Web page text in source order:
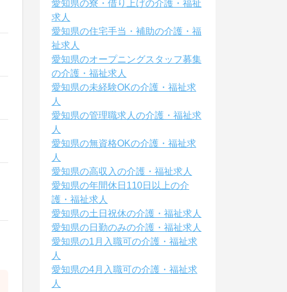
愛知県の寮・借り上げの介護・福祉
求人
愛知県の住宅手当・補助の介護・福
祉求人
愛知県のオープニングスタッフ募集
の介護・福祉求人
愛知県の未経験OKの介護・福祉求
人
愛知県の管理職求人の介護・福祉求
人
愛知県の無資格OKの介護・福祉求
人
愛知県の高収入の介護・福祉求人
愛知県の年間休日110日以上の介
護・福祉求人
愛知県の土日祝休の介護・福祉求人
愛知県の日勤のみの介護・福祉求人
愛知県の1月入職可の介護・福祉求
人
愛知県の4月入職可の介護・福祉求
人